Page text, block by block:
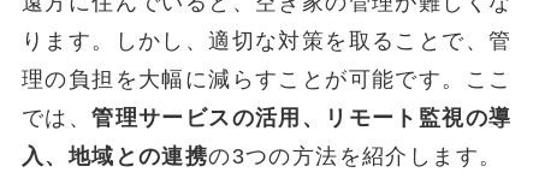
ります。しかし、適切な対策を取ることで、管
理の負担を大幅に減らすことが可能です。ここ
では、管理サービスの活用、リモート監視の導
入、地域との連携の3つの方法を紹介します。